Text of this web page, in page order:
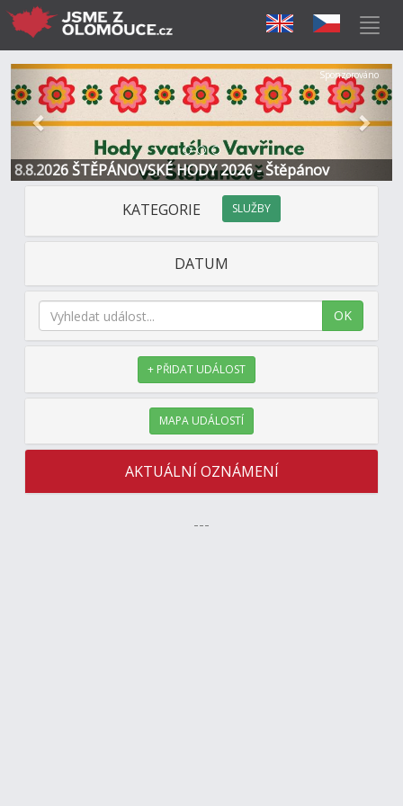
8.8.2026 ŠTĚPÁNOVSKÉ HODY 2026 - Štěpánov
Předchozí Další
Sponzorováno
KATEGORIE SLUŽBY
DATUM
OK
+ PŘIDAT UDÁLOST
MAPA UDÁLOSTÍ
AKTUÁLNÍ OZNÁMENÍ
---